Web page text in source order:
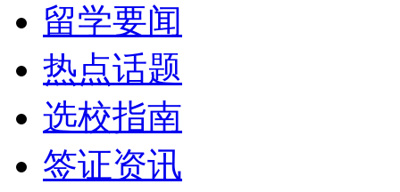
留学要闻
热点话题
选校指南
签证资讯